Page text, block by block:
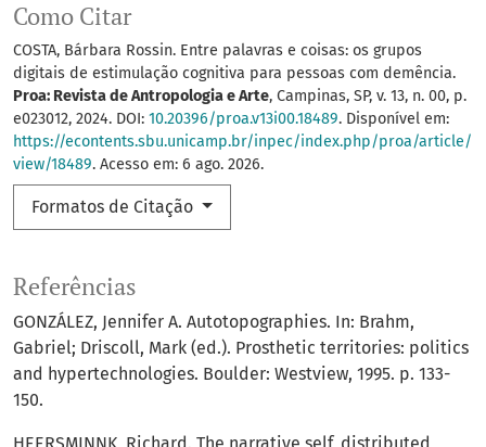
Como Citar
COSTA, Bárbara Rossin. Entre palavras e coisas: os grupos
digitais de estimulação cognitiva para pessoas com demência.
Proa: Revista de Antropologia e Arte, Campinas, SP, v. 13, n. 00, p.
e023012, 2024. DOI: 10.20396/proa.v13i00.18489. Disponível em:
https://econtents.sbu.unicamp.br/inpec/index.php/proa/article/
view/18489. Acesso em: 6 ago. 2026.
Formatos de Citação
Referências
GONZÁLEZ, Jennifer A. Autotopographies. In: Brahm,
Gabriel; Driscoll, Mark (ed.). Prosthetic territories: politics
and hypertechnologies. Boulder: Westview, 1995. p. 133-
150.